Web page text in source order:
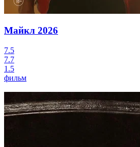
Майкл 2026
7.5
7.7
1.5
фильм